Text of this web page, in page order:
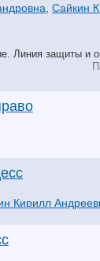
Сайкин
Линия защиты и
Кирилл